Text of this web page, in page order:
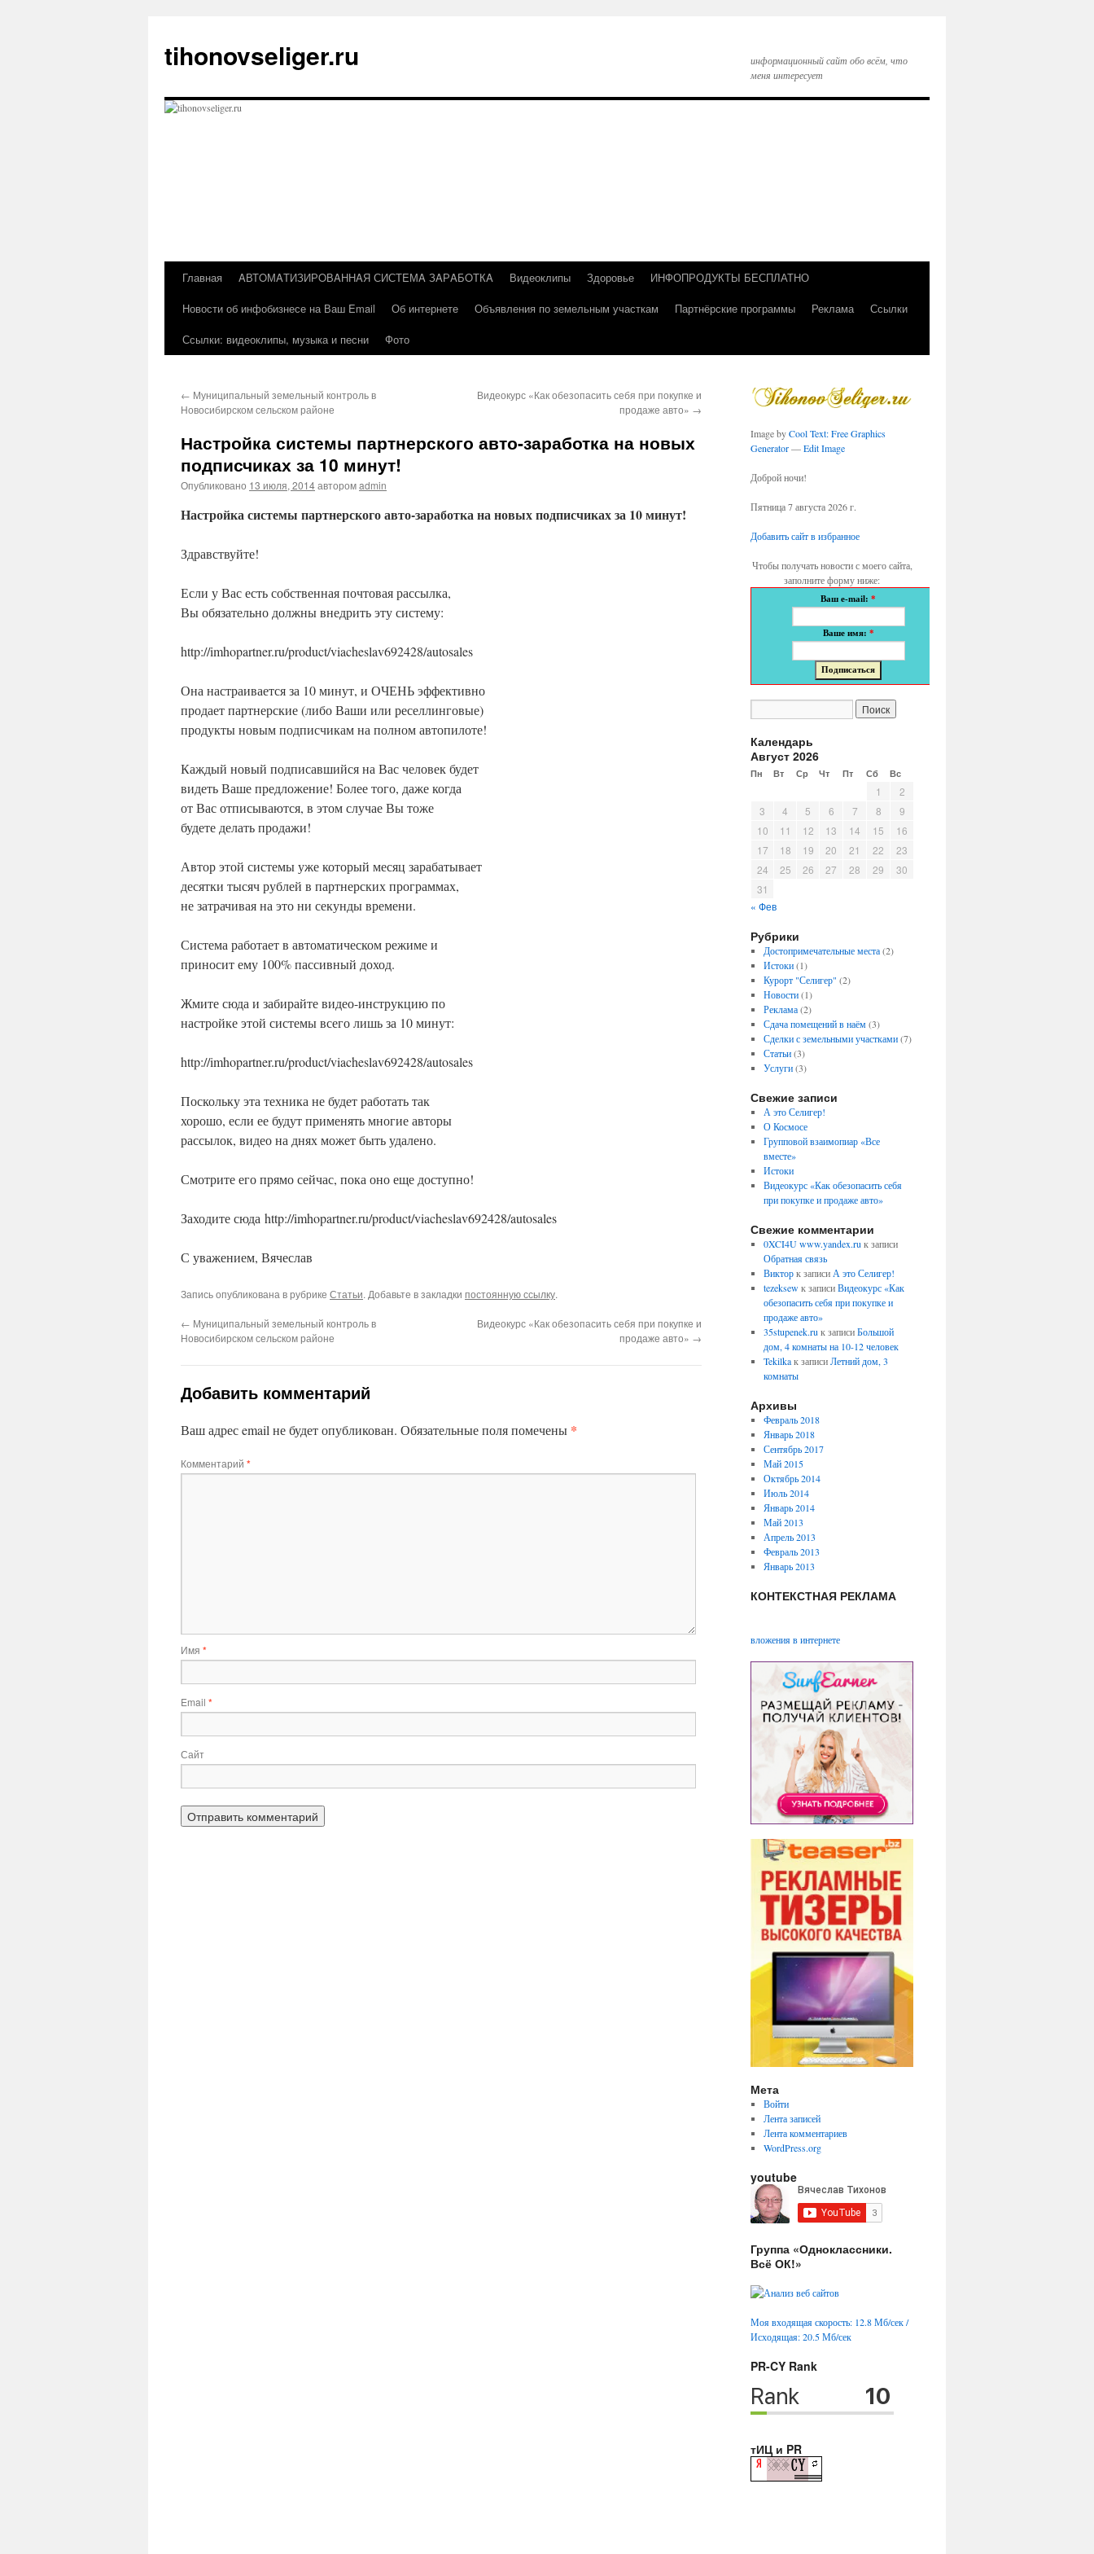
содержимому
tihonovseliger.ru
информационный сайт обо всём, что
меня интересует
Главная AВТOМAТИЗИРOВAННAЯ СИСТEМA ЗAРAБOТКA Видеоклипы Здоровье
ИНФОПРОДУКТЫ БЕСПЛАТНО
Новости об инфобизнесе на Ваш Email
Об интернете Объявления по земельным участкам Партнёрские программы Реклама
Ссылки
Ссылки: видеоклипы, музыка и песни
Фото
← Муниципальный земельный контроль в
Новосибирском сельском районе
Видеокурс «Как обезопасить себя при покупке и
продаже авто» →
Настройка системы партнерского авто-заработка на новых
подписчиках за 10 минут!
Опубликовано 13 июля, 2014авторомadmin
Настройка системы партнерского авто-заработка на новых подписчиках за 10 минут!
Здравствуйте!
Если у Вас есть собственная почтовая рассылка,
Вы обязательно должны внедрить эту систему:
http://imhopartner.ru/product/viacheslav692428/autosales
Она настраивается за 10 минут, и ОЧЕНЬ эффективно
продает партнерские (либо Ваши или реселлинговые)
продукты новым подписчикам на полном автопилоте!
Каждый новый подписавшийся на Вас человек будет
видеть Ваше предложение! Более того, даже когда
от Вас отписываются, в этом случае Вы тоже
будете делать продажи!
Автор этой системы уже который месяц зарабатывает
десятки тысяч рублей в партнерских программах,
не затрачивая на это ни секунды времени.
Система работает в автоматическом режиме и
приносит ему 100% пассивный доход.
Жмите сюда и забирайте видео-инструкцию по
настройке этой системы всего лишь за 10 минут:
http://imhopartner.ru/product/viacheslav692428/autosales
Поскольку эта техника не будет работать так
хорошо, если ее будут применять многие авторы
рассылок, видео на днях может быть удалено.
Смотрите его прямо сейчас, пока оно еще доступно!
Заходите сюда http://imhopartner.ru/product/viacheslav692428/autosales
С уважением, Вячеслав
Запись опубликована в рубрике Статьи. Добавьте в закладки постоянную ссылку.
← Муниципальный земельный контроль в
Новосибирском сельском районе
Видеокурс «Как обезопасить себя при покупке и
продаже авто» →
Добавить комментарий
Ваш адрес email не будет опубликован. Обязательные поля помечены *
Комментарий *
Имя *
Email *
Сайт
Image byCool Text: Free Graphics
Generator—Edit Image
Доброй ночи!
Пятница 7 августа 2026 г.
Добавить сайт в избранное
Чтобы получать новости с моего сайта,
заполните форму ниже:
Ваш e-mail: *
Ваше имя: *
Календарь
Август 2026
Пн Вт Ср Чт Пт Сб Вс
1
2
3
4 5 6 7 8
9
10
11 12 13 14 15
16
17
18 19 20 21 22
23
24
25 26 27 28 29
30
31
« Фев
Рубрики
Достопримечательные места(2)
Истоки(1)
Курорт "Селигер" (2)
Новости(1)
Реклама(2)
Сдача помещений в наём(3)
Сделки с земельными участками(7)
Статьи(3)
Услуги(3)
Свежие записи
А это Селигер!
О Космосе
Групповой взаимопиар «Все
вместе»
Истоки
Видеокурс «Как обезопасить себя
при покупке и продаже авто»
Свежие комментарии
0XCI4U www.yandex.ru к записи
Обратная связь
Викторк записи А это Селигер!
tezeksewк записиВидеокурс «Как
обезопасить себя при покупке и
продаже авто»
35stupenek.ru к записиБольшой
дом, 4 комнаты на 10-12 человек
Tekilkaк записиЛетний дом, 3
комнаты
Архивы
Февраль 2018
Январь 2018
Сентябрь 2017
Май 2015
Октябрь 2014
Июль 2014
Январь 2014
Май 2013
Апрель 2013
Февраль 2013
Январь 2013
КОНТЕКСТНАЯ РЕКЛАМА
вложения в интернете
Мета
Войти
Лента записей
Лента комментариев
WordPress.org
youtube
Группа «Одноклассники.
Всё ОК!»
Моя входящая скорость: 12.8 Мб/сек /
Исходящая: 20.5 Мб/сек
PR-CY Rank
тИЦ и PR